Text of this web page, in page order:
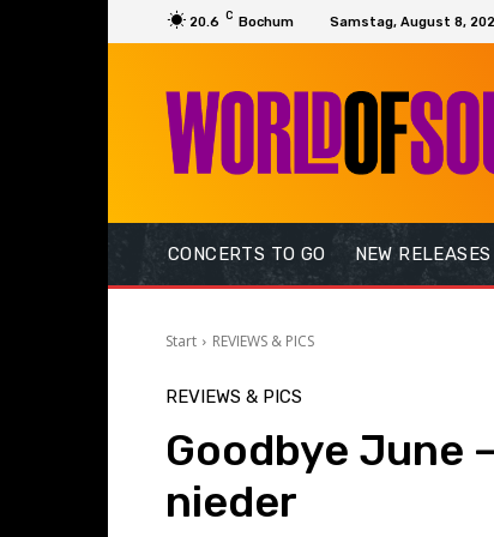
20.6 C Bochum Samstag, August 8,
CONCERTS TO GO NEW RELEASES
Start REVIEWS & PICS
REVIEWS & PICS
Goodbye June
nieder